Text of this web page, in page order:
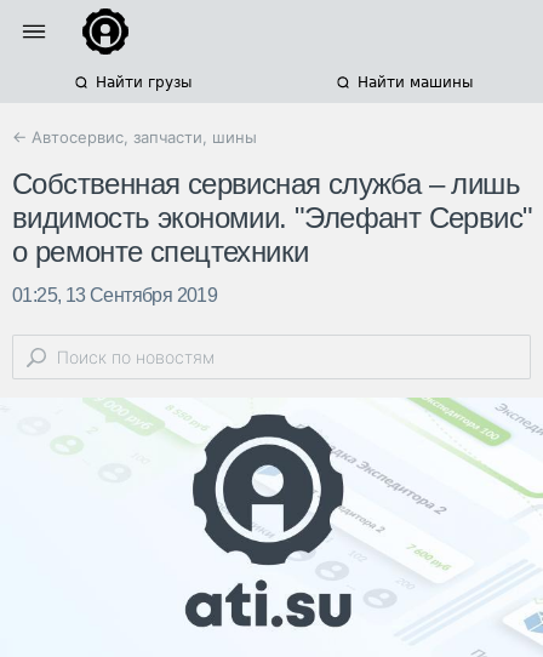
Найти грузы Найти машины
← Автосервис, запчасти, шины
Собственная сервисная служба – лишь
видимость экономии. "Элефант Сервис"
о ремонте спецтехники
01:25, 13 Сентября 2019